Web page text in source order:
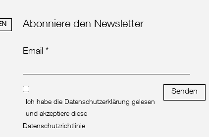
Abonniere den Newsletter
Email *
Ich habe die Datenschutzerklärung gelesen
und akzeptiere diese
Datenschutzrichtlinie
Senden